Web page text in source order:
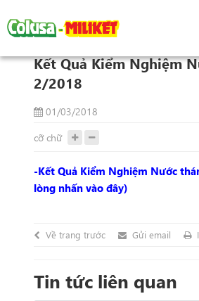
Kết Quả Kiểm Nghiệm Nước
Kết Quả Kiểm Nghiệm
2/2018
01/03/2018
cỡ chữ
-Kết Quả Kiểm Nghiệm Nước
lòng nhấn vào đây)
Về trang trước Gửi email
Tin tức liên quan